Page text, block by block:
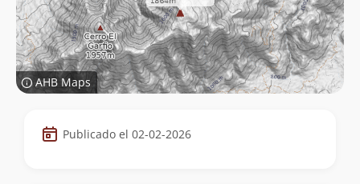
AHB Maps
Datos
de
Publicado el 02-02-2026